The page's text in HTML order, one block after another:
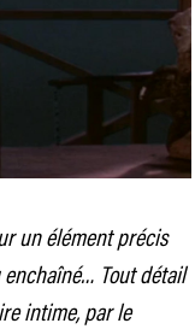
un élément précis
Tout détail
intime, par le